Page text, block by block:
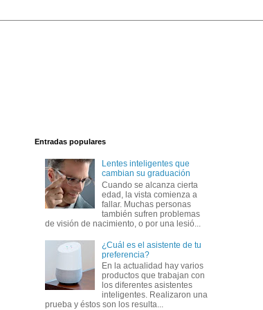
Entradas populares
Lentes inteligentes que
cambian su graduación
Cuando se alcanza cierta
edad, la vista comienza a
fallar. Muchas personas
también sufren problemas
de visión de nacimiento, o por una lesió...
¿Cuál es el asistente de tu
preferencia?
En la actualidad hay varios
productos que trabajan con
los diferentes asistentes
inteligentes. Realizaron una
prueba y éstos son los resulta...